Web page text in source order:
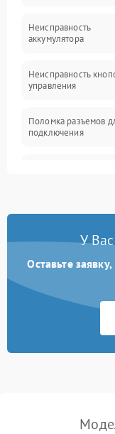
Неисправность
аккумулятора
Неисправность
управления
Поломка разъемов
подключения
Повреждение
Неисправность
защиты от
Поломка системы
автоматического
Неисправность
защиты от перегрева
У
Оставьте